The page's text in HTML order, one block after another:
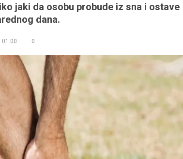
jaki da osobu probude iz sna i ostave
dana.
01:00 0